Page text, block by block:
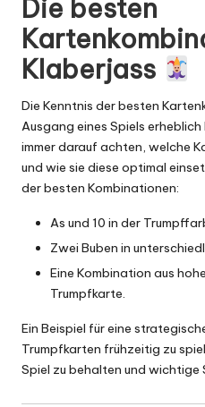
Die besten
Klaberjass
Die Kenntnis der besten
Ausgang eines Spiels
immer darauf achten, welche
und wie sie diese optimal
der besten Kombinationen:
As und 10 in der
Zwei Buben in
Eine Kombination aus
Trumpfkarte.
Ein Beispiel für eine
Trumpfkarten frühzeitig zu
Spiel zu behalten und wichtige